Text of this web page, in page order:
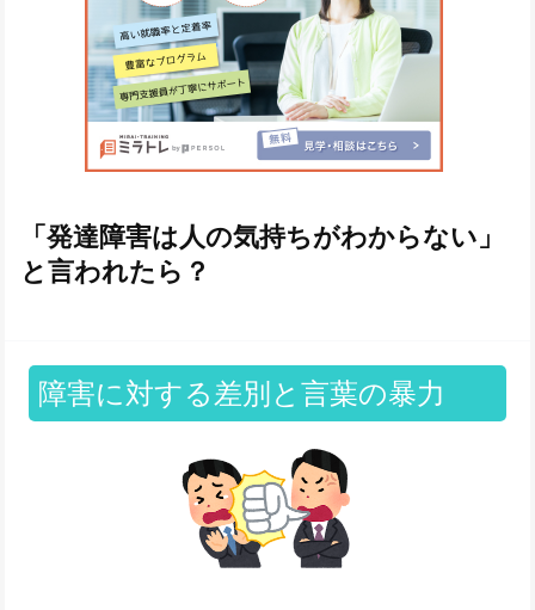
「発達障害は人の気持ちがわからない」
と言われたら？
障害に対する差別と言葉の暴力